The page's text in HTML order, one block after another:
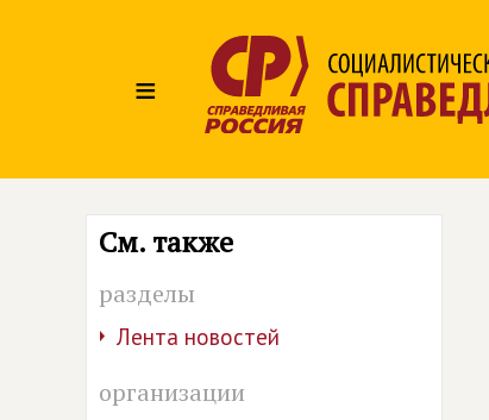
≡
См. также
разделы
Лента новостей
организации